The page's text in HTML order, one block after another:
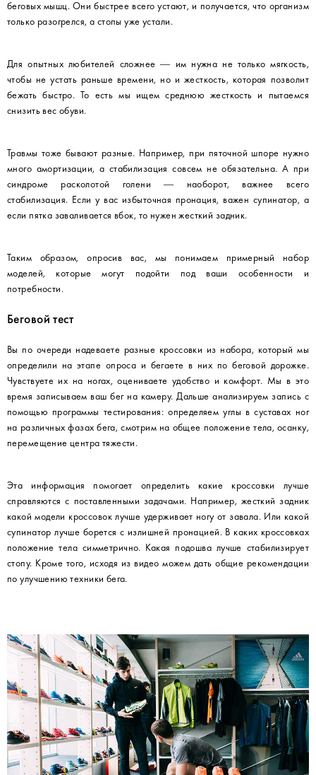
беговых мышц. Они быстрее всего устают, и получается, что организм
только разогрелся, а стопы уже устали.
Для опытных любителей сложнее — им нужна не только мягкость,
чтобы не устать раньше времени, но и жесткость, которая позволит
бежать быстро. То есть мы ищем среднюю жесткость и пытаемся
снизить вес обуви.
Травмы тоже бывают разные. Например, при пяточной шпоре нужно
много амортизации, а стабилизация совсем не обязательна. А при
синдроме расколотой голени — наоборот, важнее всего
стабилизация. Если у вас избыточная пронация, важен супинатор, а
если пятка заваливается вбок, то нужен жесткий задник.
Таким образом, опросив вас, мы понимаем примерный набор
моделей, которые могут подойти под ваши особенности и
потребности.
Беговой тест
Вы по очереди надеваете разные кроссовки из набора, который мы
определили на этапе опроса и бегаете в них по беговой дорожке.
Чувствуете их на ногах, оцениваете удобство и комфорт. Мы в это
время записываем ваш бег на камеру. Дальше анализируем запись с
помощью программы тестирования: определяем углы в суставах ног
на различных фазах бега, смотрим на общее положение тела, осанку,
перемещение центра тяжести.
Эта информация помогает определить какие кроссовки лучше
справляются с поставленными задачами. Например, жесткий задник
какой модели кроссовок лучше удерживает ногу от завала. Или какой
супинатор лучше борется с излишней пронацией. В каких кроссовках
положение тела симметрично. Какая подошва лучше стабилизирует
стопу. Кроме того, исходя из видео можем дать общие рекомендации
по улучшению техники бега.